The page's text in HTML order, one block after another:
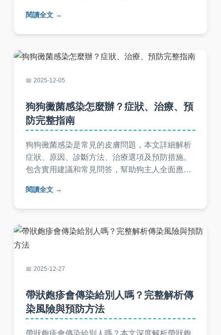
閱讀全文
2025-12-05
狗狗黴菌感染怎麼辦？症狀、治療、預
防完整指南
狗狗黴菌感染是常見的皮膚問題，本文詳細解析
症狀、原因、診斷方法、治療選項及預防措施。
包含實用建議和常見問答，幫助狗主人全面應
症。內容基於真實經驗，強調實用性與安全性。
閱讀全文
2025-12-27
帶狀皰疹會傳染給別人嗎？完整解析傳
染風險與預防方法